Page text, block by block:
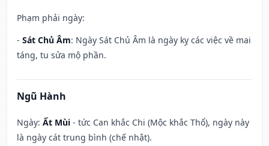
Phạm phải ngày:
- Sát Chủ Âm: Ngày Sát Chủ Âm là ngày kỵ các việc về mai
táng, tu sửa mộ phần.
Ngũ Hành
Ngày: Ất Mùi - tức Can khắc Chi (Mộc khắc Thổ), ngày này
là ngày cát trung bình (chế nhật).